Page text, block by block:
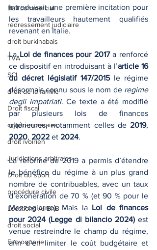
Bail commercial
redressement judiciaire
droit burkinabais
TVA
SCI
droit de la famille
Droit fiscal
crypto-monnaies
droit ivoirien
Juridictions arbitrales
Droit du sport
procédure civile
Locations AirBnB
droit social
Escroquerie
introduisait une première incitation pour
les travailleurs hautement qualifiés
revenant en Italie.
La Loi de finances pour 2017 a renforcé
ce dispositif en introduisant à l’article 16
du décret législatif 147/2015 le régime
désormais connu sous le nom de regime
degli impatriati. Ce texte a été modifié
par plusieurs lois de finances
ultérieures, notamment celles de 2019
2020, 2022 et 2024.
La réforme de 2019 a permis d’étendre
le bénéfice du régime à un plus grand
nombre de contribuables, avec un taux
d’exonération de 70 % (et 90 % pour le
Mezzogiorno). Mais la Loi de finances
pour 2024 (Legge di bilancio 2024) est
venue restreindre le champ du régime,
afin d’en limiter le coût budgétaire et